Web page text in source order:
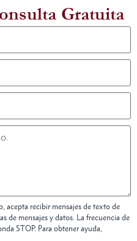
Gratuita
acepta recibir mensajes de texto de
de mensajes y datos. La frecuencia de
STOP. Para obtener ayuda,